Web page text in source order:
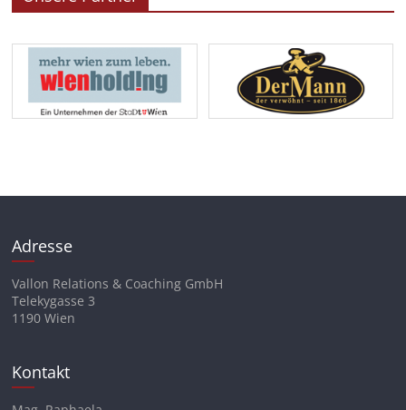
Adresse
Vallon Relations & Coaching GmbH
Telekygasse 3
1190 Wien
Kontakt